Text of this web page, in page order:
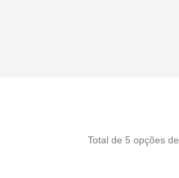
Total de 5 opções de